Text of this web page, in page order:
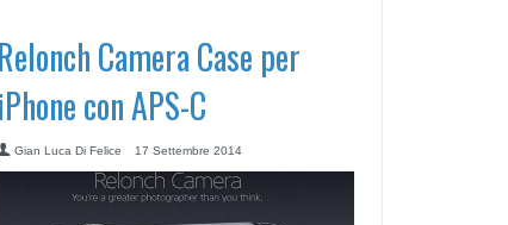
Relonch Camera Case per
iPhone con APS-C
Gian Luca Di Felice 17 Settembre 2014